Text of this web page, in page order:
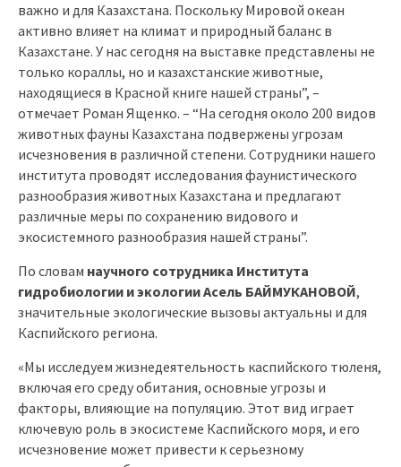
важно и для Казахстана. Поскольку Мировой океан
активно влияет на климат и природный баланс в
Казахстане. У нас сегодня на выставке представлены не
только кораллы, но и казахстанские животные,
находящиеся в Красной книге нашей страны”, –
отмечает Роман Ященко. – “На сегодня около 200 видов
животных фауны Казахстана подвержены угрозам
исчезновения в различной степени. Сотрудники нашего
института проводят исследования фаунистического
разнообразия животных Казахстана и предлагают
различные меры по сохранению видового и
экосистемного разнообразия нашей страны”.
По словам научного сотрудника Института
гидробиологии и экологииАсель БАЙМУКАНОВОЙ,
значительные экологические вызовы актуальны и для
Каспийского региона.
«Мы исследуем жизнедеятельность каспийского тюленя,
включая его среду обитания, основные угрозы и
факторы, влияющие на популяцию. Этот вид играет
ключевую роль в экосистеме Каспийского моря, и его
исчезновение может привести к серьезному